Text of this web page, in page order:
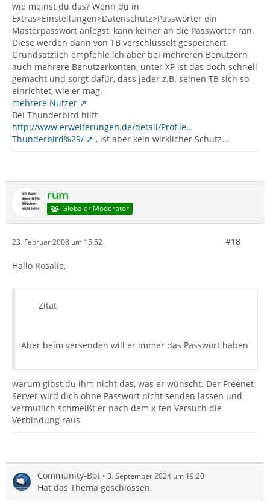
wie meinst du das? Wenn du in
Extras>Einstellungen>Datenschutz>Passwörter ein
Masterpasswort anlegst, kann keiner an die Passwörter ran.
Diese werden dann von TB verschlüsselt gespeichert.
Grundsätzlich empfehle ich aber bei mehreren Benutzern
auch mehrere Benutzerkonten, unter XP ist das doch schnell
gemacht und sorgt dafür, dass jeder z.B. seinen TB sich so
einrichtet, wie er mag.
mehrere Nutzer
Bei Thunderbird hilft
http://www.erweiterungen.de/detail/Profile…
Thunderbird%29/
, ist aber kein wirklicher Schutz...
rum
Globaler Moderator
23. Februar 2008 um 15:52 #18
Hallo Rosalie,
Zitat
Aber beim versenden will er immer das Passwort haben
warum gibst du ihm nicht das, was er wünscht. Der Freenet
Server wird dich ohne Passwort nicht senden lassen und
vermutlich schmeißt er nach dem x-ten Versuch die
Verbindung raus
Community-Bot 3. September 2024 um 19:20
Hat das Thema geschlossen.